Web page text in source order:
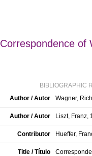
Correspondence
BIBLIOGRAPHIC
Author / Autor
Wagner,
Author / Autor Liszt, Franz,
Contributor Hueffer,
Title / Título